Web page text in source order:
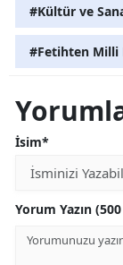
#Kültür ve
#Fetihten Milli
İsim*
Yorum Yazın